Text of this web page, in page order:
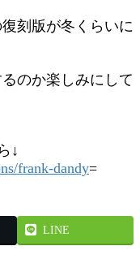
刻版が冬くらいに
のか楽しみにして
↓
frank-dandy=
LINE